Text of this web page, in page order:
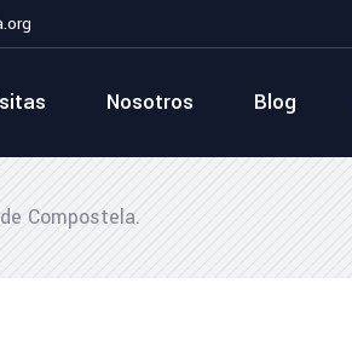
Nosotros Blog
Compostela.